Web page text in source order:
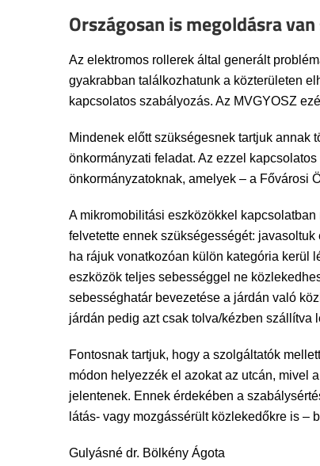
Országosan is megoldásra
Az elektromos rollerek által generált
gyakrabban találkozhatunk a közterületen
kapcsolatos szabályozás. Az MVGYOSZ
Mindenek előtt szükségesnek tartjuk
önkormányzati feladat. Az ezzel
önkormányzatoknak, amelyek – a Fővárosi
A mikromobilitási eszközökkel
felvetette ennek szükségességét:
ha rájuk vonatkozóan külön kategória kerül
eszközök teljes sebességgel ne
sebességhatár bevezetése a járdán való
járdán pedig azt csak tolva/kézben szállítva
Fontosnak tartjuk, hogy a szolgáltatók
módon helyezzék el azokat az utcán, mivel
jelentenek. Ennek érdekében a
látás- vagy mozgássérült közlekedőkre is –
Gulyásné dr. Bölkény Ágota